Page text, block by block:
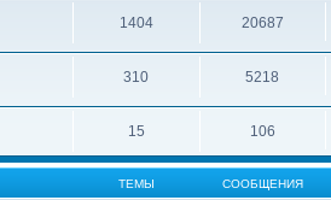
1404 20687
310 5218
15 106
ТЕМЫ СООБЩЕНИЯ